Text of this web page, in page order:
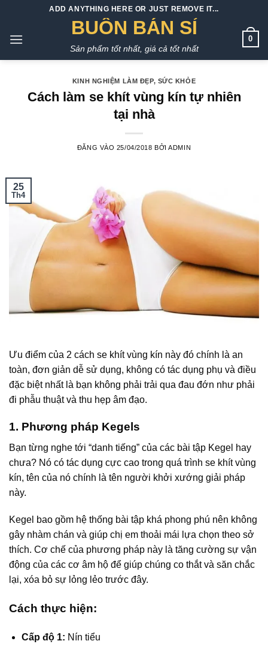
nội
ADD ANYTHING HERE OR JUST REMOVE IT...
BUÔN BÁN SỈ
Sản phẩm tốt nhất, giá cả tốt nhất
0
KINH NGHIỆM LÀM ĐẸP, SỨC KHỎE
Cách làm se khít vùng kín tự nhiên
tại nhà
ĐĂNG VÀO 25/04/2018 BỞIADMIN
25
Th4
Ưu điểm của 2 cách se khít vùng kín này đó chính là an
toàn, đơn giản dễ sử dụng, không có tác dụng phụ và điều
đặc biệt nhất là bạn không phải trải qua đau đớn như phải
đi phẫu thuật và thu hẹp âm đạo.
1. Phương pháp Kegels
Bạn từng nghe tới “danh tiếng” của các bài tập Kegel hay
chưa? Nó có tác dụng cực cao trong quá trình se khít vùng
kín, tên của nó chính là tên người khởi xướng giải pháp
này.
Kegel bao gồm hệ thống bài tập khá phong phú nên không
gây nhàm chán và giúp chị em thoải mái lựa chọn theo sở
thích. Cơ chế của phương pháp này là tăng cường sự vận
động của các cơ âm hộ để giúp chúng co thắt và săn chắc
lại, xóa bỏ sự lỏng lẻo trước đây.
Cách thực hiện:
Cấp độ 1: Nín tiểu